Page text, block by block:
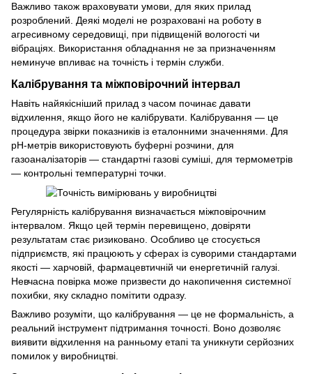
Важливо також враховувати умови, для яких прилад
розроблений. Деякі моделі не розраховані на роботу в
агресивному середовищі, при підвищеній вологості чи
вібраціях. Використання обладнання не за призначенням
неминуче впливає на точність і термін служби.
Калібрування та міжповірочний інтервал
Навіть найякісніший прилад з часом починає давати
відхилення, якщо його не калібрувати. Калібрування — це
процедура звірки показників із еталонними значеннями. Для
pH-метрів використовують буферні розчини, для
газоаналізаторів — стандартні газові суміші, для термометрів
— контрольні температурні точки.
Регулярність калібрування визначається міжповірочним
інтервалом. Якщо цей термін перевищено, довіряти
результатам стає ризиковано. Особливо це стосується
підприємств, які працюють у сферах із суворими стандартами
якості — харчовій, фармацевтичній чи енергетичній галузі.
Невчасна повірка може призвести до накопичення системної
похибки, яку складно помітити одразу.
Важливо розуміти, що калібрування — це не формальність, а
реальний інструмент підтримання точності. Воно дозволяє
виявити відхилення на ранньому етапі та уникнути серйозних
помилок у виробництві.